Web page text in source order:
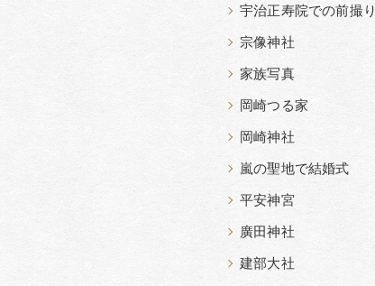
宇治正寿院での前撮り
宗像神社
家族写真
岡崎つる家
岡崎神社
嵐の聖地で結婚式
平安神宮
廣田神社
建部大社